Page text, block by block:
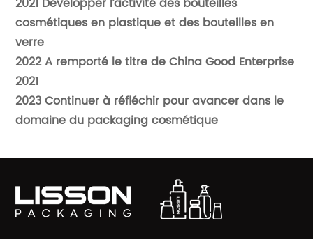
cosmétiques en plastique et des bouteilles en
verre
2022 A remporté le titre de China Good Enterprise
2021
2023 Continuer à réfléchir pour avancer dans le
domaine du packaging cosmétique